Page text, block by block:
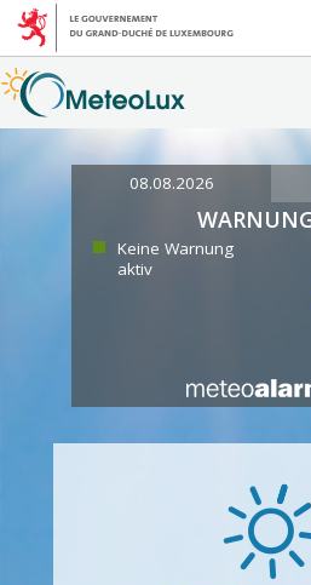
08.08.2026
Keine Warnung
aktiv